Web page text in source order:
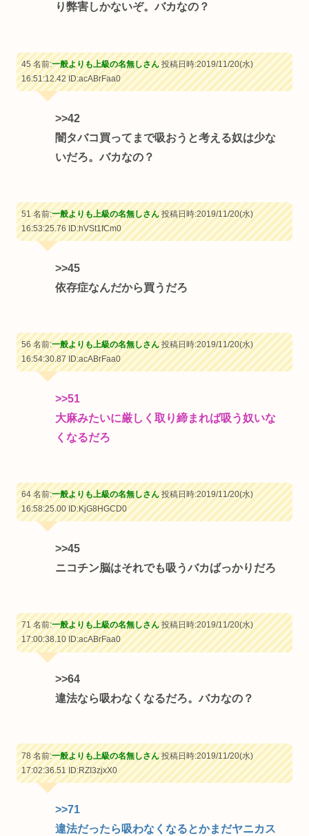
り弊害しかないぞ。バカなの？
45 名前:一般よりも上級の名無しさん投稿日時:2019/11/20(水)
16:51:12.42ID:acABrFaa0
>>42
闇タバコ買ってまで吸おうと考える奴は少な
いだろ。バカなの？
51 名前:一般よりも上級の名無しさん投稿日時:2019/11/20(水)
16:53:25.76ID:hVSt1fCm0
>>45
依存症なんだから買うだろ
56 名前:一般よりも上級の名無しさん投稿日時:2019/11/20(水)
16:54:30.87ID:acABrFaa0
>>51
大麻みたいに厳しく取り締まれば吸う奴いな
くなるだろ
64 名前:一般よりも上級の名無しさん投稿日時:2019/11/20(水)
16:58:25.00ID:KjG8HGCD0
>>45
ニコチン脳はそれでも吸うバカばっかりだろ
71 名前:一般よりも上級の名無しさん投稿日時:2019/11/20(水)
17:00:38.10ID:acABrFaa0
>>64
違法なら吸わなくなるだろ。バカなの？
78 名前:一般よりも上級の名無しさん投稿日時:2019/11/20(水)
17:02:36.51ID:RZI3zjxX0
>>71
違法だったら吸わなくなるとかまだヤニカス